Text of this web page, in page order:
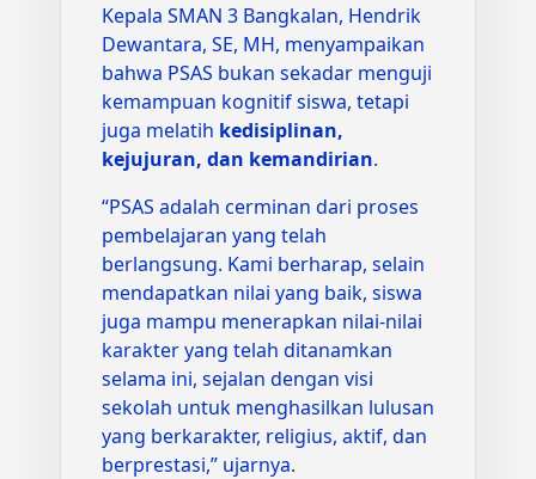
Kepala SMAN 3 Bangkalan, Hendrik
Dewantara, SE, MH, menyampaikan
bahwa PSAS bukan sekadar menguji
kemampuan kognitif siswa, tetapi
juga melatih kedisiplinan,
kejujuran, dan kemandirian.
“PSAS adalah cerminan dari proses
pembelajaran yang telah
berlangsung. Kami berharap, selain
mendapatkan nilai yang baik, siswa
juga mampu menerapkan nilai-nilai
karakter yang telah ditanamkan
selama ini, sejalan dengan visi
sekolah untuk menghasilkan lulusan
yang berkarakter, religius, aktif, dan
berprestasi,” ujarnya.